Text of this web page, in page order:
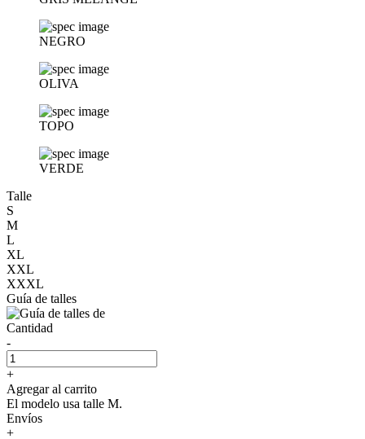
NEGRO
OLIVA
TOPO
VERDE
Talle
S
M
L
XL
XXL
XXXL
Guía de talles
Cantidad
-
+
Agregar al carrito
El modelo usa talle M.
Envíos
+